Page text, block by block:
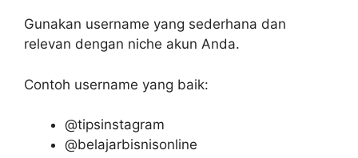
Gunakan username yang sederhana dan
relevan dengan niche akun Anda.
Contoh username yang baik:
@tipsinstagram
@belajarbisnisonline